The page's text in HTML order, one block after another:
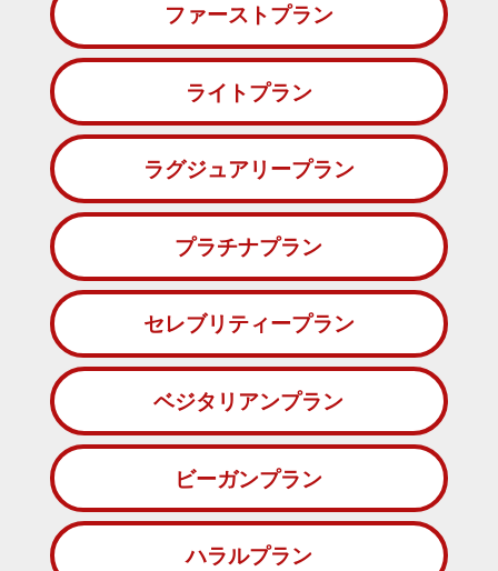
ファーストプラン
ライトプラン
ラグジュアリープラン
プラチナプラン
セレブリティープラン
ベジタリアンプラン
ビーガンプラン
ハラルプラン